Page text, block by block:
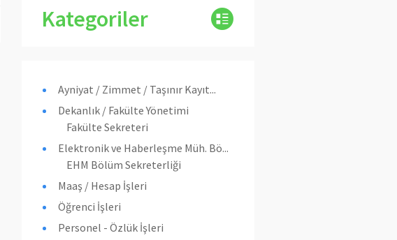
Kategoriler
Ayniyat / Zimmet / Taşınır Kayıt...
Dekanlık / Fakülte Yönetimi
Fakülte Sekreteri
Elektronik ve Haberleşme Müh. Bö...
EHM Bölüm Sekreterliği
Maaş / Hesap İşleri
Öğrenci İşleri
Personel - Özlük İşleri